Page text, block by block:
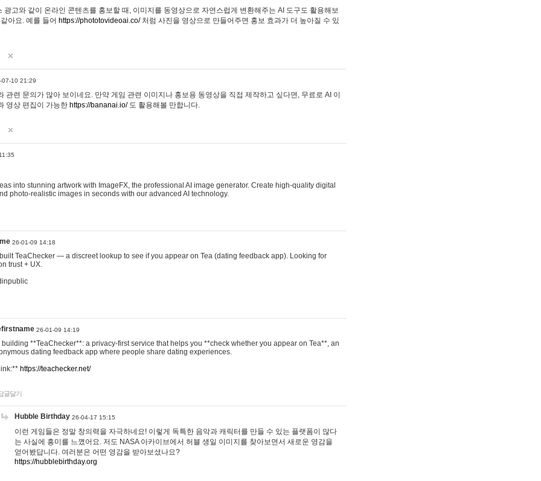
광고와 같이 온라인 콘텐츠를 홍보할 때, 이미지를 동영상으로 자연스럽게 변환해주는 AI 도구도 활용해보
아요. 예를 들어 https://phototovideoai.co/처럼 사진을 영상으로 만들어주면 홍보 효과가 더 높아질 수 있
07-10 21:29
관련 문의가 많아 보이네요. 만약 게임 관련 이미지나 홍보용 동영상을 직접 제작하고 싶다면, 무료로 AI 이
영상 편집이 가능한 https://bananai.io/도 활용해볼 만합니다.
into stunning artwork with ImageFX, the professional AI image generator. Create high-quality digital
photo-realistic images in seconds with our advanced AI technology.
26-01-09 14:18
TeaChecker — a discreet lookup to see if you appear on Tea (dating feedback app). Looking for
trust + UX.
26-01-09 14:19
building **TeaChecker**: a privacy-first service that helps you **check whether you appear on Tea**, an
dating feedback app where people share dating experiences.
https://teachecker.net/
글달기
Hubble Birthday 26-04-17 15:15
이런 게임들은 정말 창의력을 자극하네요! 이렇게 독특한 음악과 캐릭터를 만들 수 있는 플랫폼이 많다
는 사실에 흥미를 느꼈어요. 저도 NASA 아카이브에서 허블 생일 이미지를 찾아보면서 새로운 영감을
얻어봤답니다. 여러분은 어떤 영감을 받아보셨나요?
https://hubblebirthday.org